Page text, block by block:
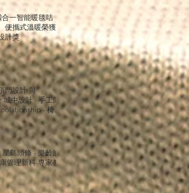
合一智能暖毯咕
便攜式溫暖榮獲澳
計獎
門設計 與
中設計 · 手工限
- 椅緣
星島頭條 - 樂齡族:
管理新科 専家教